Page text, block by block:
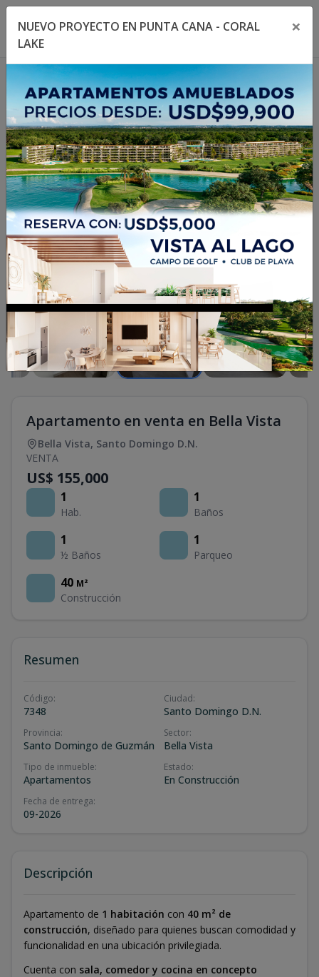
Toggle navigation menu
1/7
Apartamento en venta en Bella Vista
Bella Vista, Santo Domingo D.N.
VENTA
US$ 155,000
1
Hab.
1
Baños
1
½ Baños
1
Parqueo
40 M²
Construcción
Resumen
Código:
7348
Ciudad:
Santo Domingo D.N.
Provincia:
Santo Domingo de Guzmán
Sector:
Bella Vista
Tipo de inmueble:
Apartamentos
Estado:
En Construcción
Fecha de entrega:
09-2026
Descripción
Apartamento de 1 habitación con 40 m² de
construcción, diseñado para quienes buscan comodidad y
funcionalidad en una ubicación privilegiada.
Cuenta con sala, comedor y cocina en concepto
NUEVO PROYECTO EN PUNTA CANA - CORAL
LAKE
×